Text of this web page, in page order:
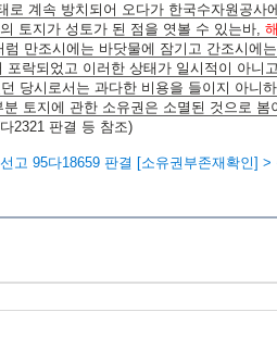
로 계속 방치되어 오다가 한국수자원공사
토지가 성토가 된 점을 엿볼 수 있는바,
만조시에는 바닷물에 잠기고 간조시에
포락되었고 이러한 상태가 일시적이 아
당시로서는 과다한 비용을 들이지 아니
토지에 관한 소유권은 소멸된 것으로 봄
2321 판결 등 참조)
고 95다18659 판결 [소유권부존재확인] >